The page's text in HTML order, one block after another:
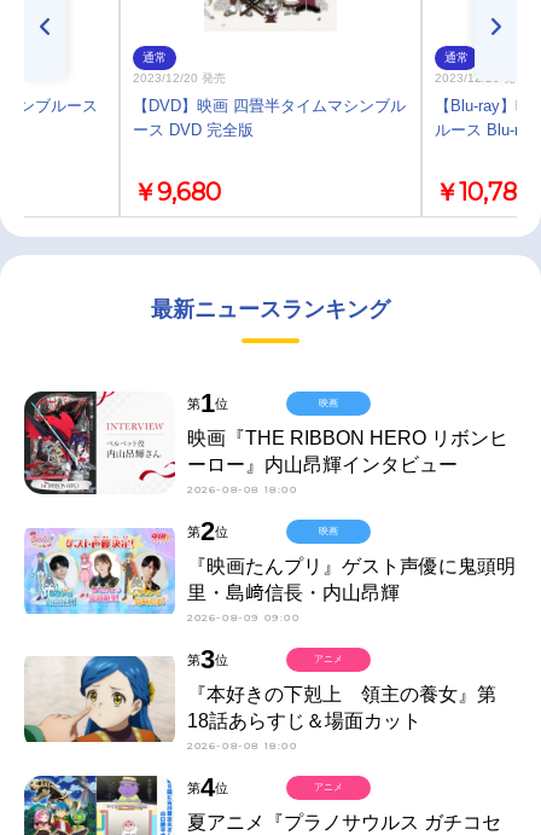
ンブルース
通常
2023/12/20 発売
【DVD】映画 四畳半タイムマシンブル
ース DVD 完全版
￥9,680
通常
2023/12/20 発売
【Blu-ray】
ルース Blu-ray
￥10,780
最新ニュースランキング
第1位
映画『THE RIBBON HERO リボンヒ
ーロー』内山昂輝インタビュー
2026-08-08 18:00
映画
第2位
『映画たんプリ』ゲスト声優に鬼頭明
里・島﨑信長・内山昂輝
2026-08-09 09:00
映画
第3位
『本好きの下剋上 領主の養女』第
18話あらすじ＆場面カット
2026-08-08 18:00
アニメ
第4位
夏アニメ『プラノサウルス ガチコセ
アニメ